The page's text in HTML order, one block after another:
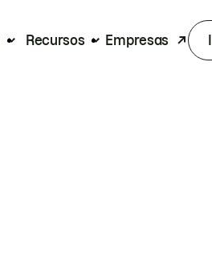
Recursos Empresas